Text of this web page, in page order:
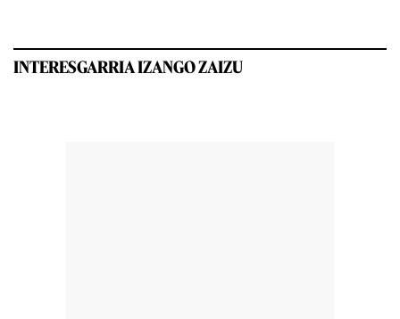
INTERESGARRIA IZANGO ZAIZU